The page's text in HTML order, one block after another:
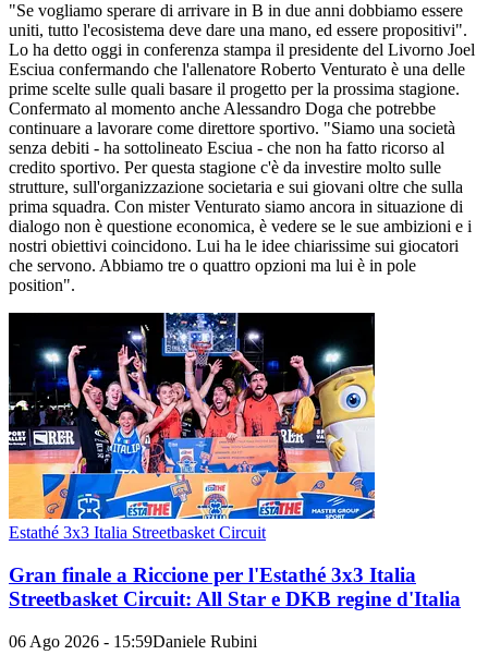
"Se vogliamo sperare di arrivare in B in due anni dobbiamo essere
uniti, tutto l'ecosistema deve dare una mano, ed essere propositivi".
Lo ha detto oggi in conferenza stampa il presidente del Livorno Joel
Esciua confermando che l'allenatore Roberto Venturato è una delle
prime scelte sulle quali basare il progetto per la prossima stagione.
Confermato al momento anche Alessandro Doga che potrebbe
continuare a lavorare come direttore sportivo. "Siamo una società
senza debiti - ha sottolineato Esciua - che non ha fatto ricorso al
credito sportivo. Per questa stagione c'è da investire molto sulle
strutture, sull'organizzazione societaria e sui giovani oltre che sulla
prima squadra. Con mister Venturato siamo ancora in situazione di
dialogo non è questione economica, è vedere se le sue ambizioni e i
nostri obiettivi coincidono. Lui ha le idee chiarissime sui giocatori
che servono. Abbiamo tre o quattro opzioni ma lui è in pole
position".
Estathé 3x3 Italia Streetbasket Circuit
Gran finale a Riccione per l'Estathé 3x3 Italia
Streetbasket Circuit: All Star e DKB regine d'Italia
06 Ago 2026 - 15:59Daniele Rubini